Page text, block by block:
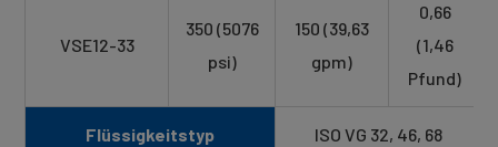
VSE12-33
350 (5076
psi)
150 (39,63
gpm)
0,66
(1,46
Pfund)
Flüssigkeitstyp ISO VG 32, 46, 68